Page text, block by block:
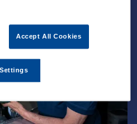
Accept All Cookies